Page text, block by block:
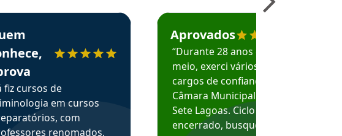
depoimento
Henrique recomenda o Aprova Concursos em depoimento
fiz cursos de
em cursos
com
renomados,
Estudante Caio recomenda o Aprova
Aprovados
“Durante 28 anos e
meio, exerci vários
cargos de confiança na
Câmara Municipal de
Sete Lagoas. Ciclo
encerrado, busquei